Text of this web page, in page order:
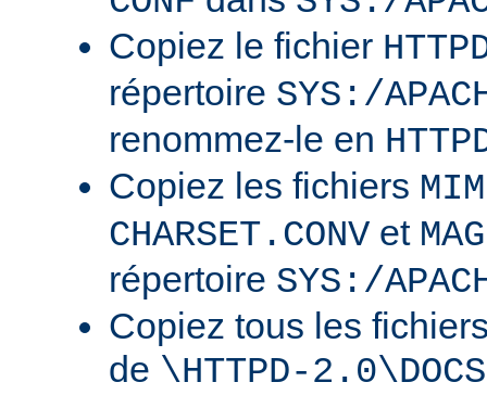
Copiez le fichier
répertoire SYS:/
renommez-le en
Copiez les fichiers
CHARSET.CONV et
répertoire SYS:/
Copiez tous les
de \HTTPD-